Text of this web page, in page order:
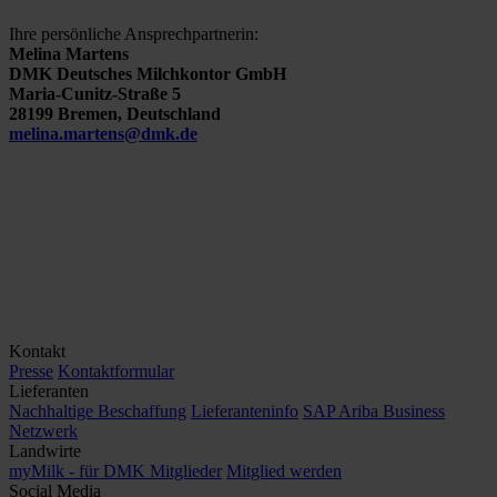
Ihre persönliche Ansprechpartnerin:
Melina Martens
DMK Deutsches Milchkontor GmbH
Maria-Cunitz-Straße 5
28199 Bremen, Deutschland
melina.martens@dmk.de
Kontakt
Presse Kontaktformular
Lieferanten
Nachhaltige Beschaffung Lieferanteninfo SAP Ariba Business
Netzwerk
Landwirte
myMilk - für DMK Mitglieder Mitglied werden
Social Media